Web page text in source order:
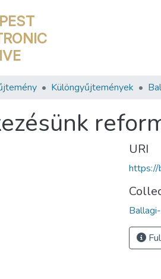
Különgyűjtemények
URI
https://